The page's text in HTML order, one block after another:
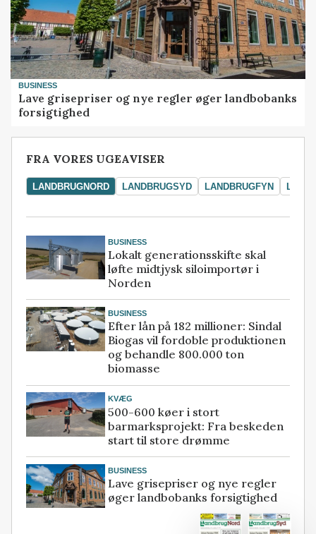
BUSINESS
Lave grisepriser og nye regler øger landbobanks
forsigtighed
FRA VORES UGEAVISER
LANDBRUGNORD LANDBRUGSYD LANDBRUGFYN
BUSINESS
Lokalt generationsskifte skal
løfte midtjysk siloimportør i
Norden
BUSINESS
Efter lån på 182 millioner: Sindal
Biogas vil fordoble produktionen
og behandle 800.000 ton
biomasse
KVÆG
500-600 køer i stort
barmarksprojekt: Fra beskeden
start til store drømme
BUSINESS
Lave grisepriser og nye regler
øger landbobanks forsigtighed